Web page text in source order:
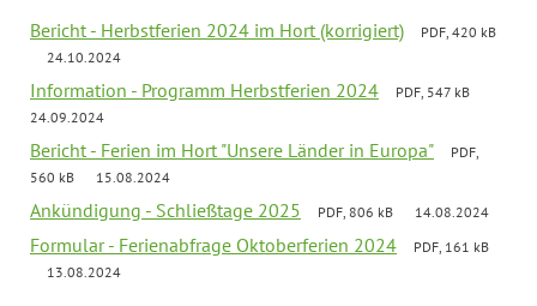
Bericht - Herbstferien 2024 im Hort (korrigiert)
PDF, 420 kB
24.10.2024
Information - Programm Herbstferien 2024
PDF, 547 kB
24.09.2024
Bericht - Ferien im Hort "Unsere Länder in Europa"
PDF,
560 kB
15.08.2024
Ankündigung - Schließtage 2025 PDF, 806 kB 14.08.2024
Formular - Ferienabfrage Oktoberferien 2024
PDF, 161 kB
13.08.2024